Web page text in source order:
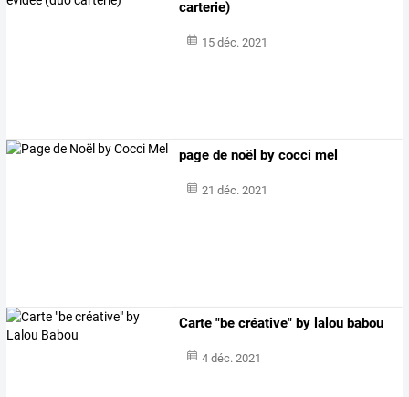
carterie)
15 déc. 2021
page de noël by cocci mel
21 déc. 2021
Carte "be créative" by lalou babou
4 déc. 2021